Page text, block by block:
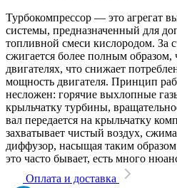
Турбокомпрессор — это агрегат
системы, предназначенный для
топливной смеси кислородом. За
сжигается более полным
двигателях, что снижает
мощность двигателя. Принцип
несложен: горячие выхлопные
крыльчатку турбины,
вал передается на крыльчатку
захватывает чистый воздух,
диффузор, насыщая таким
это часто бывает, есть много
Оплата и доставка